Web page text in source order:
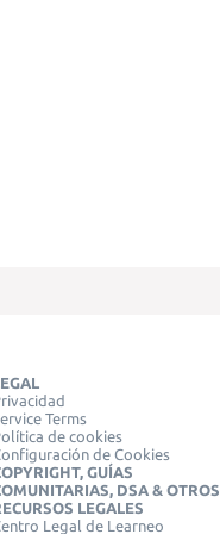
Terms
de cookies
de Cookies
GUÍAS
DSA & OTROS
LEGALES
Legal de Learneo